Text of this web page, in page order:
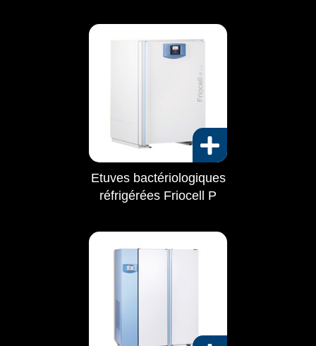
Etuves bactériologiques
réfrigérées Friocell P